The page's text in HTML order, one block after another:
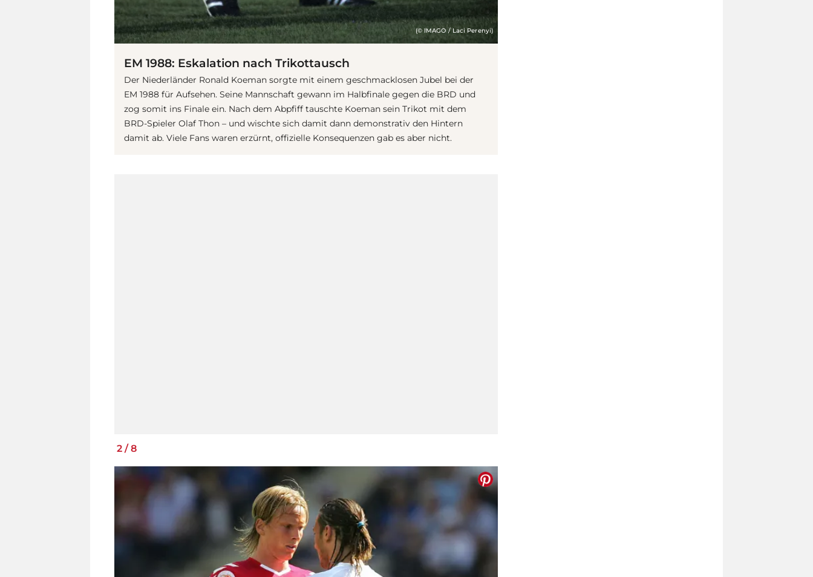
(© IMAGO / Laci Perenyi)
EM 1988: Eskalation nach Trikottausch
Der Niederländer Ronald Koeman sorgte mit einem geschmacklosen Jubel bei der
EM 1988 für Aufsehen. Seine Mannschaft gewann im Halbfinale gegen die BRD und
zog somit ins Finale ein. Nach dem Abpfiff tauschte Koeman sein Trikot mit dem
BRD-Spieler Olaf Thon – und wischte sich damit dann demonstrativ den Hintern
damit ab. Viele Fans waren erzürnt, offizielle Konsequenzen gab es aber nicht.
2 /8